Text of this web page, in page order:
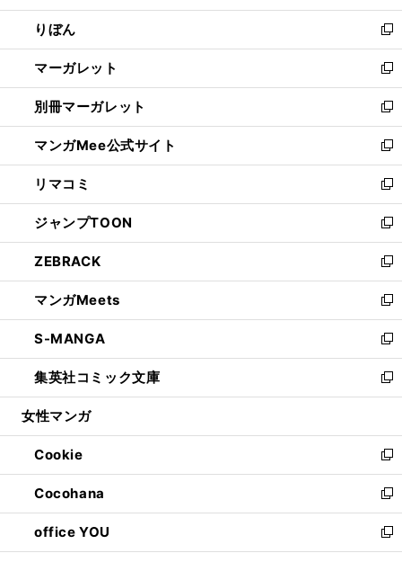
開
く
ウ
で
開
く
ン
ド
ウ
で
開
く
ウ
ィ
ン
ド
ウ
で
開
く
りぼん
新
し
い
ウ
ィ
ン
ド
ウ
で
開
く
マーガレット
新
し
い
ウ
ィ
ン
ド
ウ
で
開
く
別冊マーガレット
新
し
い
ウ
ィ
ン
ド
ウ
で
開
く
マンガMee公式サイト
新
し
い
ウ
ィ
ン
ド
ウ
で
開
く
リマコミ
新
し
い
ウ
ィ
ン
ド
ウ
で
開
く
ジャンプTOON
新
し
い
ウ
ィ
ン
ド
ウ
で
開
ZEBRACK
新
し
い
ウ
ィ
ン
ド
ウ
開
く
マンガMeets
新
し
い
ウ
ィ
ン
ウ
で
開
く
S-MANGA
新
し
い
ウ
ン
ド
ウ
で
開
く
集英社コミック文庫
新
し
ウ
ィ
ン
ド
ウ
で
開
女性マンガ
Cookie
新
し
い
ウ
ィ
ン
Cocohana
新
し
い
ウ
office YOU
新
し